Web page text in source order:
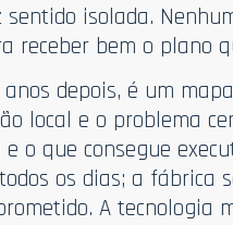
sentido isolada.
receber bem o plano
depois, é um
local e o problema
o que consegue
os dias; a fábrica
A tecnologia